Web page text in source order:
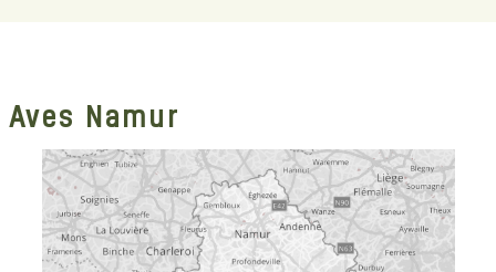
Aves Namur